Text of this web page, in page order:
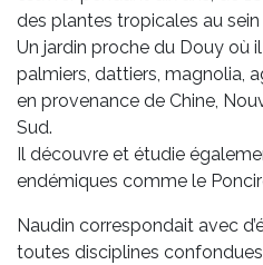
des plantes tropicales au
Un jardin proche du Douy où
palmiers, dattiers, magnolia,
en provenance de Chine,
Sud.
Il découvre et étudie
endémiques comme le
Naudin correspondait avec
toutes disciplines